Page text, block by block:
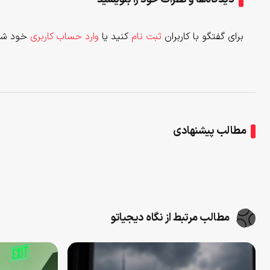
برای گفتگو با کاربران ثبت نام کنید یا وارد حساب کاربری خود
مطالب پیشنهادی
مطالب مرتبط از نگاه دیجیاتو